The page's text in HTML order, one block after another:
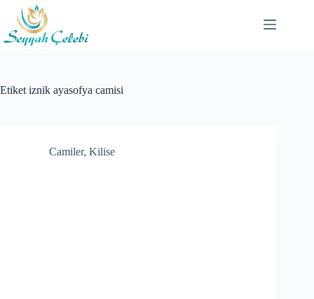
content
Etiket iznik ayasofya camisi
Camiler, Kilise